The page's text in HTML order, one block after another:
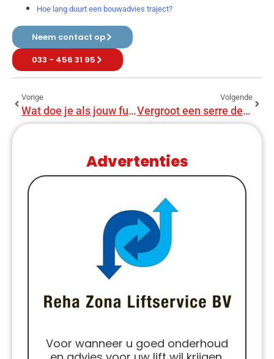
Hoe lang duurt een bouwadvies traject?
Neem contact op
033 - 456 31 95
Vorige
Wat doe je als jouw fundering slecht is?
Volgende
Vergroot een serre de verkoopwaarde van mijn huis?
Advertenties
Voor wanneer u goed onderhoud